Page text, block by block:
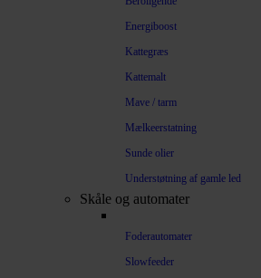
Energiboost
Kattegræs
Kattemalt
Mave / tarm
Mælkeerstatning
Sunde olier
Understøtning af gamle led
Skåle og automater
Foderautomater
Slowfeeder